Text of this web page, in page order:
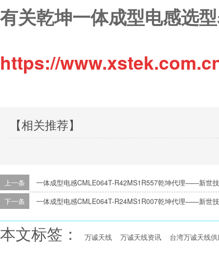
有关乾坤一体成型电感选
https://
【相关推荐】
上一条
一体成型电感CMLE064T-R42MS1R557乾坤代理——新世
下一条
一体成型电感CMLE064T-R24MS1R007乾坤代理——新世
本文标签： 万诚天线 万诚天线资讯 台湾万诚天线